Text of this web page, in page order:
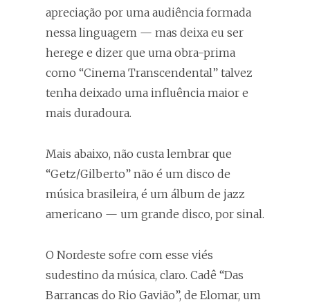
apreciação por uma audiência formada
nessa linguagem — mas deixa eu ser
herege e dizer que uma obra-prima
como “Cinema Transcendental” talvez
tenha deixado uma influência maior e
mais duradoura.
Mais abaixo, não custa lembrar que
“Getz/Gilberto” não é um disco de
música brasileira, é um álbum de jazz
americano — um grande disco, por sinal.
O Nordeste sofre com esse viés
sudestino da música, claro. Cadê “Das
Barrancas do Rio Gavião”, de Elomar, um